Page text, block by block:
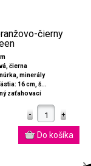
čierny
čierna
minerály
16 cm, š...
zaťahovací